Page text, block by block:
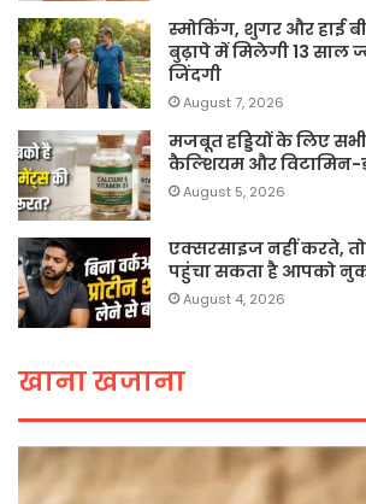
स्मोकिंग, शुगर और हाई
बुढ़ापे में मिलेगी 13 साल
जिंदगी
August 7, 2026
मजबूत हड्डियों के लिए
कैल्शियम और विटामिन-
August 5, 2026
एक्सरसाइज नहीं करते, तो
पहुंचा सकता है आपको
August 4, 2026
खाना खजाना